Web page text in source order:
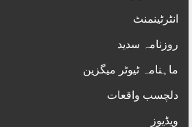
انٹرٹینمنٹ
روزنامہ سدید
ماہنامہ ٹیوٹر میگزین
دلچسب واقعات
ویڈیوز